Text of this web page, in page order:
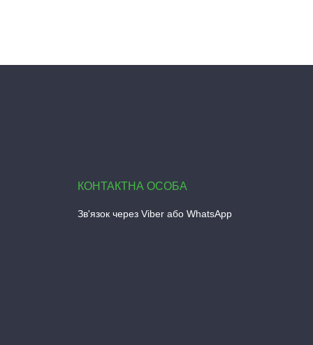
Зв'язок через Viber або WhatsApp